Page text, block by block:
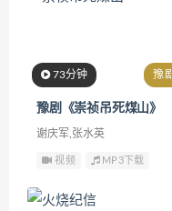
73分钟 豫剧
豫剧《崇祯吊死煤山》
谢庆军,张水英
视频 MP3下载